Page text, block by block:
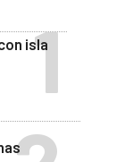
isla